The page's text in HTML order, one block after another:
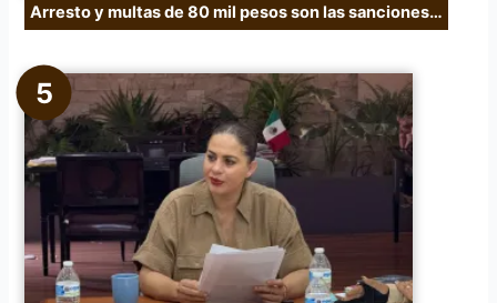
Arresto y multas de 80 mil pesos son las sanciones…